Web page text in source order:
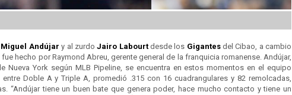
Miguel Andújar y al zurdoJairo Labourtdesde los Gigantesdel Cibao, a cambio
fue hecho por Raymond Abreu, gerente general de la franquicia romanense. Andújar,
Nueva York según MLB Pipeline, se encuentra en estos momentos en el equipo
Doble A y Triple A, promedió .315 con 16 cuadrangulares y 82 remolcadas,
“Andújar tiene un buen bate que genera poder, hace mucho contacto y tiene un